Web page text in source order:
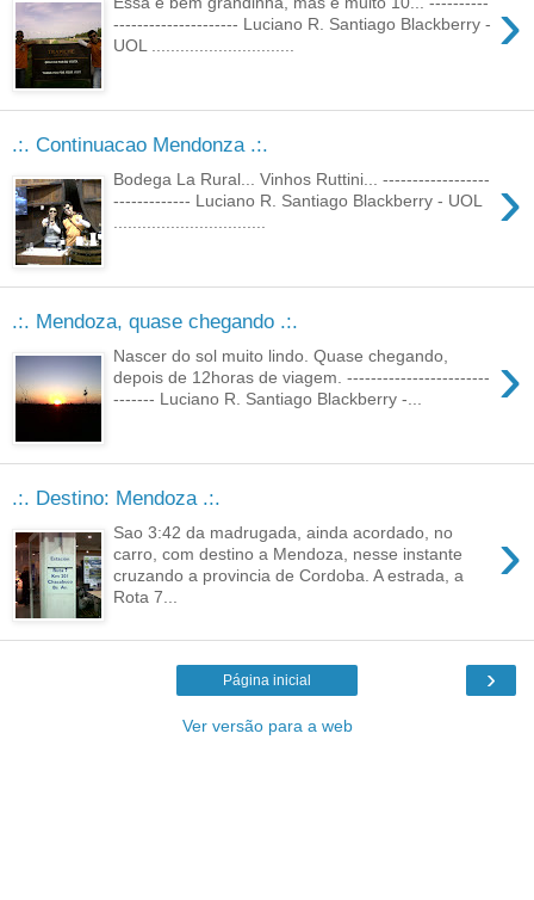
›
--------------------- Luciano R. Santiago Blackberry -
UOL ..............................
.:. Continuacao Mendonza .:.
›
Bodega La Rural... Vinhos Ruttini... ------------------
------------- Luciano R. Santiago Blackberry - UOL
.:. Mendoza, quase chegando .:.
›
Nascer do sol muito lindo. Quase chegando,
depois de 12horas de viagem. ------------------------
------- Luciano R. Santiago Blackberry -...
.:. Destino: Mendoza .:.
›
Sao 3:42 da madrugada, ainda acordado, no
carro, com destino a Mendoza, nesse instante
cruzando a provincia de Cordoba. A estrada, a
Rota 7...
›
Página inicial
Ver versão para a web